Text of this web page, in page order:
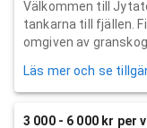
Välkommen till
tankarna till fjällen.
omgiven av granskog
Läs mer och se
3 000 - 6 000 kr per